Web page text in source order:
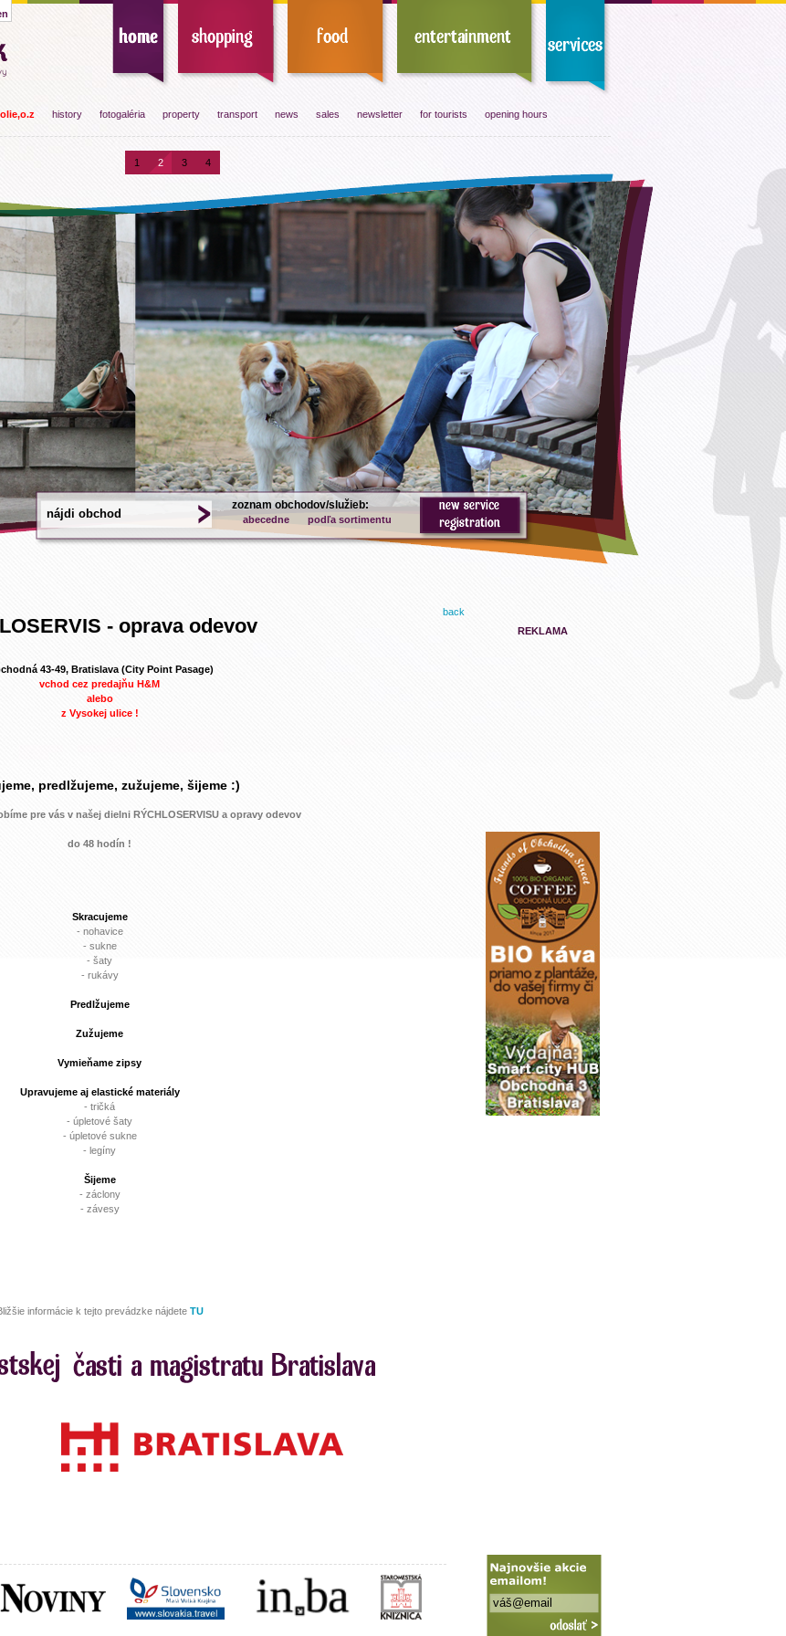
history fotogaléria property transport news sales newsletter for tourists opening hours
1 2 3 4
zoznam obchodov/služieb:
abecedne podľa sortimentu
back
- oprava odevov
43-49, Bratislava (City Point Pasage)
vchod cez predajňu H&M
alebo
z Vysokej ulice !
predlžujeme, zužujeme, šijeme :)
pre vás v našej dielni RÝCHLOSERVISU a opravy odevov
do 48 hodín !
Skracujeme
- nohavice
- sukne
- šaty
- rukávy
Predlžujeme
Zužujeme
Vymieňame zipsy
Upravujeme aj elastické materiály
- tričká
- úpletové šaty
- úpletové sukne
- legíny
Šijeme
- záclony
- závesy
informácie k tejto prevádzke nájdete TU
REKLAMA